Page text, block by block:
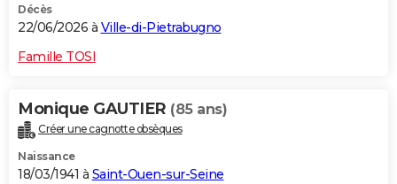
Décès
22/06/2026 à Ville-di-Pietrabugno
Famille TOSI
Monique GAUTIER (85 ans)
Créer une cagnotte obsèques
Naissance
18/03/1941 à Saint-Ouen-sur-Seine